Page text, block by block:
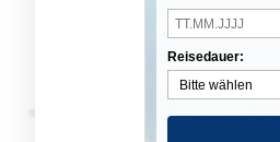
Reisedauer: